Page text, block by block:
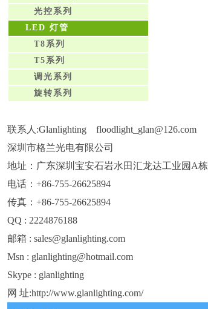
光控系列
LED 灯管
T8系列
T5系列
调光系列
旋转系列
联系人:Glanlighting floodlight_glan@126.com
深圳市格兰光电有限公司
地址：广东深圳宝安石岩水田汇龙达工业园A栋
电话：+86-755-26625894
传真：+86-755-26625894
QQ : 2224876188
邮箱 : sales@glanlighting.com
Msn : glanlighting@hotmail.com
Skype : glanlighting
网 址:http://www.glanlighting.com/